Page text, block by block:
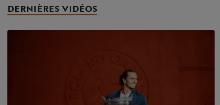
DERNIÈRES VIDÉOS